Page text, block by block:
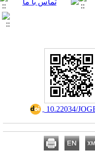
10.22034/